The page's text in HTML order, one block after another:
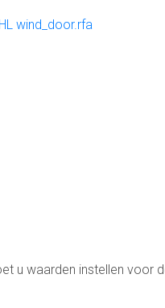
wind_door.rfa
u waarden instellen voor